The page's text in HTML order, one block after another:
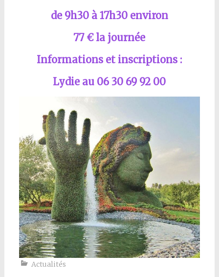
de 9h30 à 17h30 environ
77 € la journée
Informations et inscriptions :
Lydie au 06 30 69 92 00
Actualités